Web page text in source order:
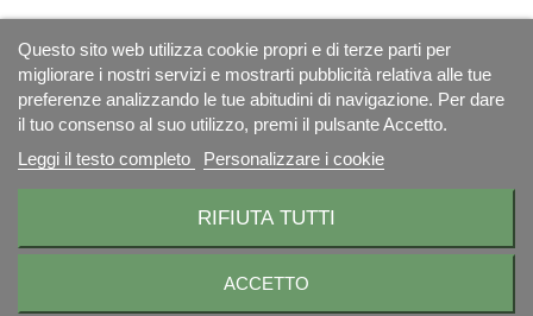
Questo sito web utilizza cookie propri e di terze parti per
migliorare i nostri servizi e mostrarti pubblicità relativa alle tue
preferenze analizzando le tue abitudini di navigazione. Per dare
il tuo consenso al suo utilizzo, premi il pulsante Accetto.
Leggi il testo completo
Personalizzare i cookie
RIFIUTA TUTTI
ACCETTO